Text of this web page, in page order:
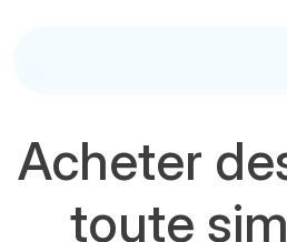
Acheter
toute